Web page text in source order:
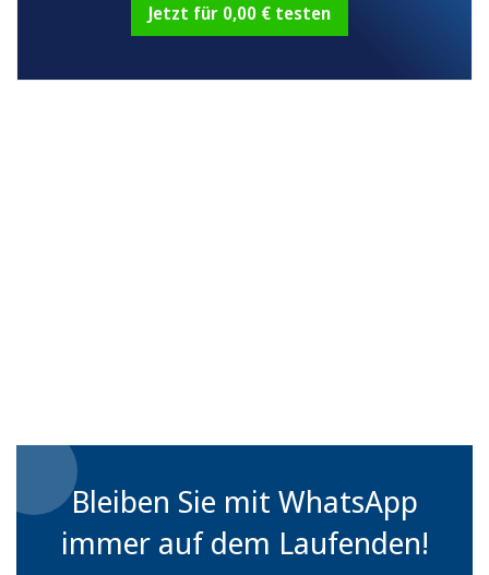
Jetzt für 0,00 € testen
Bleiben Sie mit WhatsApp
immer auf dem Laufenden!